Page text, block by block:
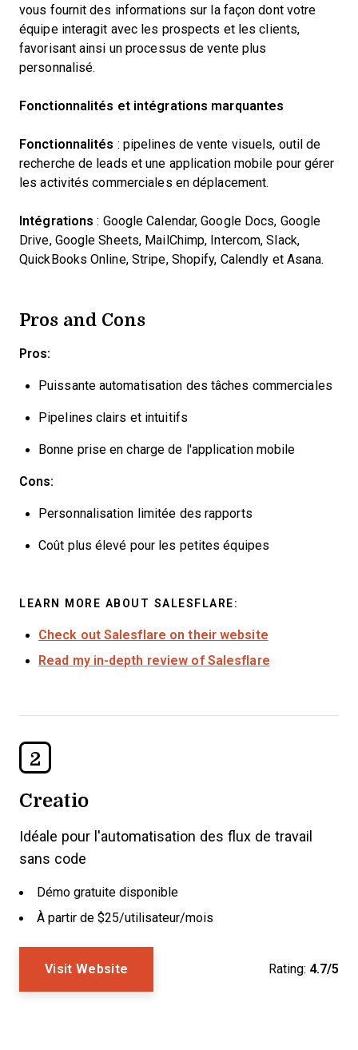
vous fournit des informations sur la façon dont votre
équipe interagit avec les prospects et les clients,
favorisant ainsi un processus de vente plus
personnalisé.
Fonctionnalités et intégrations marquantes
Fonctionnalités : pipelines de vente visuels, outil de
recherche de leads et une application mobile pour gérer
les activités commerciales en déplacement.
Intégrations : Google Calendar, Google Docs, Google
Drive, Google Sheets, MailChimp, Intercom, Slack,
QuickBooks Online, Stripe, Shopify, Calendly et Asana.
Pros and Cons
Pros:
Puissante automatisation des tâches commerciales
Pipelines clairs et intuitifs
Bonne prise en charge de l'application mobile
Cons:
Personnalisation limitée des rapports
Coût plus élevé pour les petites équipes
LEARN MORE ABOUT SALESFLARE:
Check out Salesflare on their website
Read my in-depth review of Salesflare
2
Creatio
Idéale pour l'automatisation des flux de travail
sans code
Démo gratuite disponible
À partir de $25/utilisateur/mois
Visit Website Rating: 4.7/5